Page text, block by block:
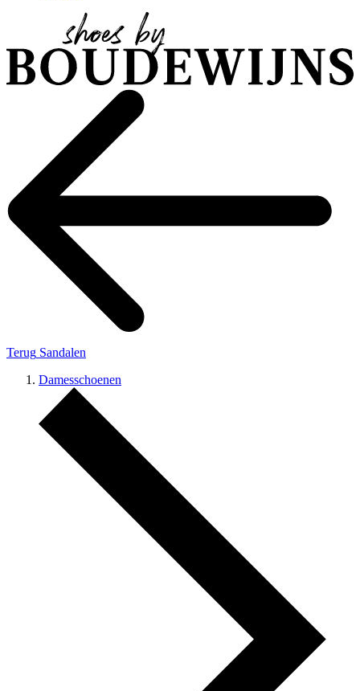
Terug Sandalen
Damesschoenen